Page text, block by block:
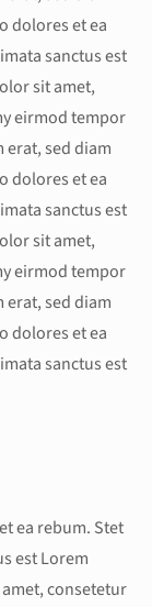
dolores et ea
sanctus est
sit amet,
eirmod tempor
sed diam
dolores et ea
sanctus est
sit amet,
eirmod tempor
sed diam
dolores et ea
sanctus est
ea rebum. Stet
est Lorem
consetetur